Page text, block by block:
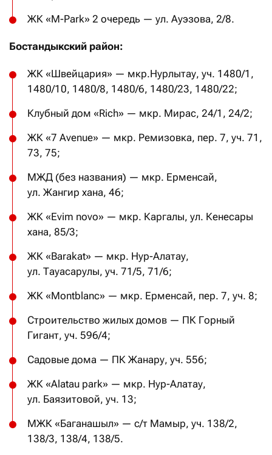
ЖК «M-Park» 2 очередь — ул. Ауэзова, 2/8.
Бостандыкский район:
ЖК «Швейцария» — мкр.Нурлытау, уч. 1480/1,
1480/10, 1480/8, 1480/6, 1480/23, 1480/22;
Клубный дом «Rich» — мкр. Мирас, 24/1, 24/2;
ЖК «7 Avenue» — мкр. Ремизовка, пер. 7, уч. 71,
73, 75;
МЖД (без названия) — мкр. Ерменсай,
ул. Жангир хана, 46;
ЖК «Evim novo» — мкр. Каргалы, ул. Кенесары
хана, 85/3;
ЖК «Barakat» — мкр. Нур-Алатау,
ул. Тауасарулы, уч. 71/5, 71/6;
ЖК «Montblanc» — мкр. Ерменсай, пер. 7, уч. 8;
Строительство жилых домов — ПК Горный
Гигант, уч. 596/4;
Садовые дома — ПК Жанару, уч. 556;
ЖК «Alatau park» — мкр. Нур-Алатау,
ул. Баязитовой, уч. 13;
МЖК «Баганашыл» — с/т Мамыр, уч. 138/2,
138/3, 138/4, 138/5.